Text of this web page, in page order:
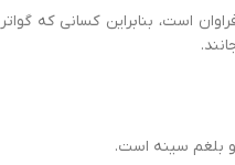
است، بنابراین کسانی که گواتر
بلغم سینه است.